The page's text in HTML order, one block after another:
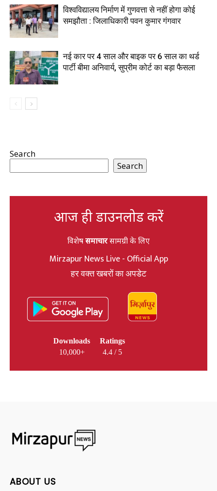
विश्वविद्यालय निर्माण में गुणवत्ता से नहीं होगा कोई
समझौता : जिलाधिकारी पवन कुमार गंगवार
नई कार पर 4 साल और बाइक पर 6 साल का थर्ड
पार्टी बीमा अनिवार्य, सुप्रीम कोर्ट का बड़ा फैसला
Search
Search
आज ही डाउनलोड करें
विशेषसमाचारसामग्री के लिए
Mirzapur News Live - Official App
हर वक्त खबरों का अपडेट
Downloads
10,000+
Ratings
4.4 / 5
ABOUT US